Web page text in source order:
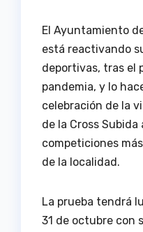
El Ayuntamiento
está reactivando
deportivas, tras el
pandemia, y lo
celebración de la
de la Cross
competiciones
de la localidad.
La prueba tendrá
31 de octubre con